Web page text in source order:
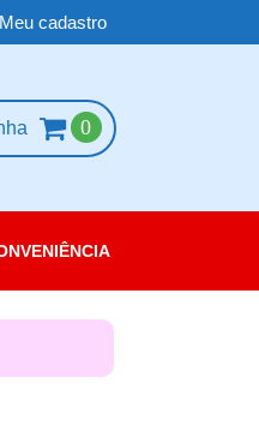
Meu cadastro
0